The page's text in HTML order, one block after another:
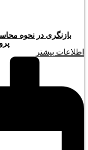
بازنگری در نحوه
اطلاعات بیشتر